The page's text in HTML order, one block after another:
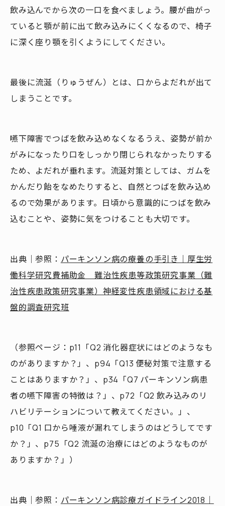
飲み込んでから次の一口を食べましょう。腰が曲がっ
ていると顎が前に出て飲み込みにくくなるので、椅子
に深く座り顎を引くようにしてください。
最後に流涎（りゅうぜん）とは、口からよだれが出て
しまうことです。
嚥下障害でつばを飲み込めなくなるうえ、姿勢が前か
がみになったり口をしっかり閉じられなかったりする
ため、よだれが垂れます。流涎対策としては、ガムを
かんだり飴をなめたりすると、自然とつばを飲み込め
るので効果があります。日頃から意識的につばを飲み
込むことや、姿勢に気をつけることも大切です。
出典｜参照： パーキンソン病の療養の手引き｜厚生労
働科学研究費補助金 難治性疾患等政策研究事業（難
治性疾患政策研究事業）神経変性疾患領域における基
盤的調査研究班
（参照ページ：p11「Q2 消化器症状にはどのようなも
のがありますか？」、p94「Q13 便秘対策で注意する
ことはありますか？」、p34「Q7 パーキンソン病患
者の嚥下障害の特徴は？」、p72「Q2 飲み込みのリ
ハビリテーションについて教えてください。」、
p10「Q1 口から唾液が漏れてしまうのはどうしてです
か？」、p75「Q2 流涎の治療にはどのようなものが
ありますか？」）
出典｜参照： パーキンソン病診療ガイドライン2018｜